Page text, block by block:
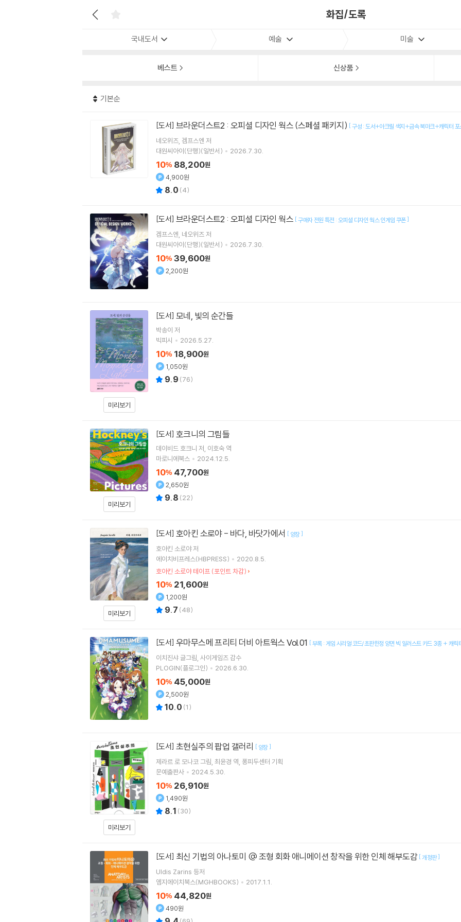
화집/도록
국내도서 예술 미술
베스트 신상품
기본순
[도서] 브라운더스트2 : 오피셜 디자인 웍스 (스페셜 패키지) [구성 : 도서+아크릴 색지+금속 북마크+캐릭터
네오위즈 겜프스엔 저
대원씨아이(단행)(일반서)
2026.7.30.
10% 88,200원
4,900원
8.0 (4)
[도서] 브라운더스트2 : 오피셜 디자인 웍스 [구매자 전원 특전 : 오피셜 디자인 웍스 인게임 쿠폰]
겜프스엔 네오위즈저
대원씨아이(단행)(일반서)
2026.7.30.
10% 39,600원
2,200원
미리보기
[도서] 모네, 빛의 순간들
박송이 저
빅피시
2026.5.27.
10% 18,900원
1,050원
9.9 (76)
미리보기
[도서] 호크니의 그림들
데이비드 호크니 저 이호숙 역
마로니에북스
2024.12.5.
10% 47,700원
2,650원
9.8 (22)
미리보기
[도서] 호아킨 소로야 - 바다, 바닷가에서 [ 양장]
호아킨 소로야저
에이치비프레스(HBPRESS)
2020.8.5.
호아킨 소로야 테이프 (포인트 차감)
10% 21,600원
1,200원
9.7 (48)
[도서] 우마무스메 프리티 더비 아트웍스 Vol.01 [부록 : 게임 시리얼 코드/초판한정 양면 빅 일러스트 카드 3종 + 캐릭
이치진샤글그림 사이게임즈감수
PLOGIN(플로그인)
2026.6.30.
10% 45,000원
2,500원
10.0 (1)
미리보기
[도서] 초현실주의 팝업 갤러리 [ 양장]
제라르 로 모나코그림 최윤경 역 퐁피두센터 기획
문예출판사
2024.5.30.
10% 26,910원
1,490원
8.1 (30)
[도서] 최신 기법의 아나토미 @ 조형 회화 애니메이션 창작을 위한 인체 해부도감 [개정판]
Uldis Zarins 등저
엠지에이치북스(MGHBOOKS)
2017.1.1.
10% 44,820원
490원